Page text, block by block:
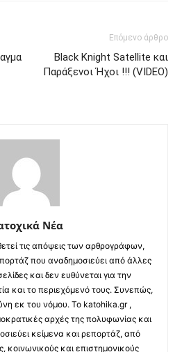
Επόμενο άρθρο
Black Knight Satellite και
Παράξενοι Ήχοι !!! (VIDEO)
Νέα
τις απόψεις των αρθρογράφων,
που αναδημοσιεύει από άλλες
και δεν ευθύνεται για την
και το περιεχόμενό τους. Συνεπώς,
εκ του νόμου. Το katohika.gr ,
αρχές της πολυφωνίας και
κείμενα και ρεπορτάζ, από
κοινωνικούς και επιστημονικούς